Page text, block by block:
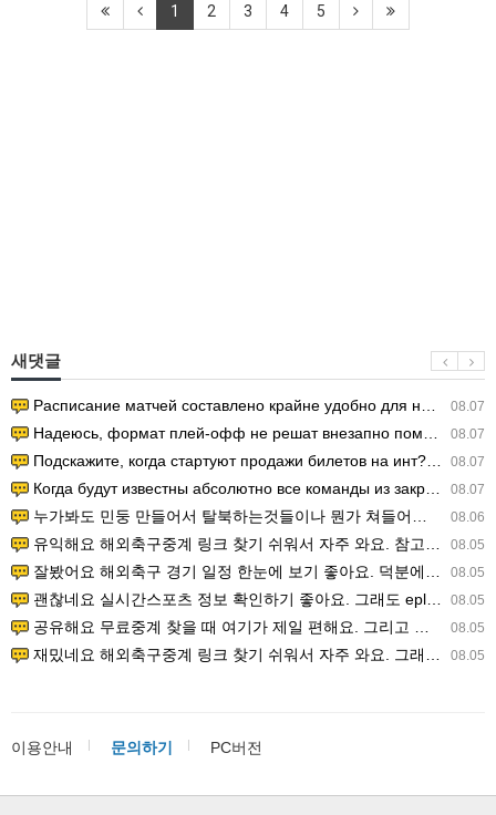
1 2 3 4 5
새댓글
08.07
Расписание матчей составлено крайне удобно для нашего часово…
08.07
Надеюсь, формат плей-офф не решат внезапно поменять. https:/…
08.07
Подскажите, когда стартуют продажи билетов на инт? https://g…
08.07
Когда будут известны абсолютно все команды из закрытых квали…
08.06
누가봐도 민둥 만들어서 탈북하는것들이나 뭔가 쳐들어오는 낌새를 미리 알아차리기 위함이지 저걸 전쟁준비라고 하…
08.05
유익해요 해외축구중계 링크 찾기 쉬워서 자주 와요. 참고로 무료스포츠중계 정보 확인할 때 출처 꼭 체크해요.…
08.05
잘봤어요 해외축구 경기 일정 한눈에 보기 좋아요. 덕분에 epl중계 볼 때 공식 중계 채널 먼저 찾아봐요. …
08.05
괜찮네요 실시간스포츠 정보 확인하기 좋아요. 그래도 epl중계 볼 때 공식 중계 채널 먼저 찾아봐요. 북마크…
08.05
공유해요 무료중계 찾을 때 여기가 제일 편해요. 그리고 무료스포츠중계 정보 확인할 때 출처 꼭 체크해요. 앞…
08.05
재밌네요 해외축구중계 링크 찾기 쉬워서 자주 와요. 그래서 해외축구중계도 정식 서비스로 봐야 안전해요. 다음…
이용안내 문의하기 PC버전